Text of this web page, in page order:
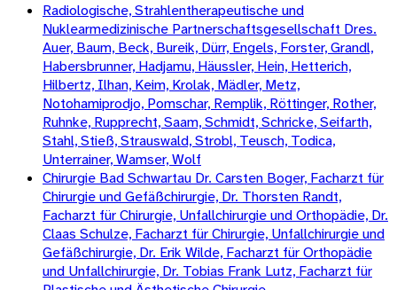
Radiologische, Strahlentherapeutische und
Nuklearmedizinische Partnerschaftsgesellschaft Dres.
Auer, Baum, Beck, Bureik, Dürr, Engels, Forster, Grandl,
Habersbrunner, Hadjamu, Häussler, Hein, Hetterich,
Hilbertz, Ilhan, Keim, Krolak, Mädler, Metz,
Notohamiprodjo, Pomschar, Remplik, Röttinger, Rother,
Ruhnke, Rupprecht, Saam, Schmidt, Schricke, Seifarth,
Stahl, Stieß, Strauswald, Strobl, Teusch, Todica,
Unterrainer, Wamser, Wolf
Chirurgie Bad Schwartau Dr. Carsten Boger, Facharzt für
Chirurgie und Gefäßchirurgie, Dr. Thorsten Randt,
Facharzt für Chirurgie, Unfallchirurgie und Orthopädie, Dr.
Claas Schulze, Facharzt für Chirurgie, Unfallchirurgie und
Gefäßchirurgie, Dr. Erik Wilde, Facharzt für Orthopädie
und Unfallchirurgie, Dr. Tobias Frank Lutz, Facharzt für